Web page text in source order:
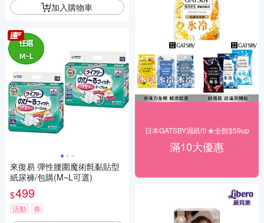
加入購物車
來復易 彈性腰圍魔術氈黏貼型
紙尿褲/包購(M~L可選)
$499
活動 券
日本GATSBY濕紙巾★全館$59up
滿10大優惠